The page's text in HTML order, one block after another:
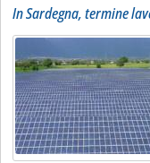
In Sardegna, termine